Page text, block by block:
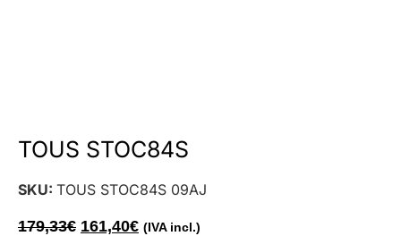
TOUS STOC84S
SKU: TOUS STOC84S 09AJ
179,33€ 161,40€ (IVA incl.)